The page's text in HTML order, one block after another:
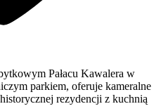
Pałacu Kawalera w
parkiem, oferuje kameralne
rezydencji z kuchnią